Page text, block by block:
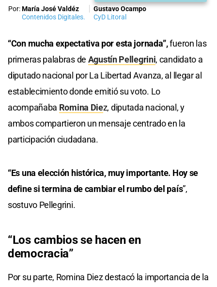
Por:María José Valdéz
Contenidos Digitales.
Gustavo Ocampo
CyD Litoral
“Con mucha expectativa por esta jornada”,fueron las
primeras palabras de Agustín Pellegrini, candidato a
diputado nacional por La Libertad Avanza, al llegar al
establecimiento donde emitió su voto. Lo
acompañaba Romina Diez, diputada nacional, y
ambos compartieron un mensaje centrado en la
participación ciudadana.
“Es una elección histórica, muy importante. Hoy se
define si termina de cambiar el rumbo del país”,
sostuvo Pellegrini.
“Los cambios se hacen en
democracia”
Por su parte, Romina Diez destacó la importancia de la